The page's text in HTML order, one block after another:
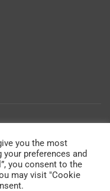
you the most
your preferences and
you consent to the
may visit "Cookie
dass Sie auf
machen. Wenn
wir davon aus, dass